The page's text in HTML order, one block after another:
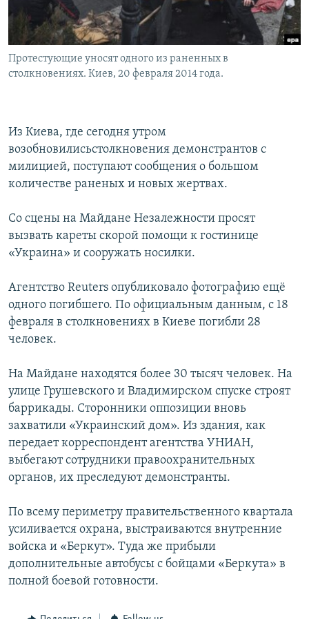
Հայերեն
English
Русский
Протестующие уносят одного из раненных в
столкновениях. Киев, 20 февраля 2014 года.
Из Киева, где сегодня утром
возобновилисьстолкновения демонстрантов с
милицией, поступают сообщения о большом
количестве раненых и новых жертвах.
Со сцены на Майдане Незалежности просят
вызвать кареты скорой помощи к гостинице
«Украина» и сооружать носилки.
Агентство Reuters опубликовало фотографию ещё
одного погибшего. По официальным данным, с 18
февраля в столкновениях в Киеве погибли 28
человек.
На Майдане находятся более 30 тысяч человек. На
улице Грушевского и Владимирском спуске строят
баррикады. Сторонники оппозиции вновь
захватили «Украинский дом». Из здания, как
передает корреспондент агентства УНИАН,
выбегают сотрудники правоохранительных
органов, их преследуют демонстранты.
По всему периметру правительственного квартала
усиливается охрана, выстраиваются внутренние
войска и «Беркут». Туда же прибыли
дополнительные автобусы с бойцами «Беркута» в
полной боевой готовности.